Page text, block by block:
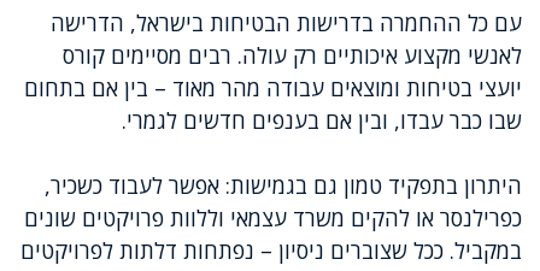
עם כל ההחמרה בדרישות הבטיחות בישראל, הדרישה
לאנשי מקצוע איכותיים רק עולה. רבים מסיימים קורס
יועצי בטיחות ומוצאים עבודה מהר מאוד – בין אם בתחום
שבו כבר עבדו, ובין אם בענפים חדשים לגמרי.
היתרון בתפקיד טמון גם בגמישות: אפשר לעבוד כשכיר,
כפרילנסר או להקים משרד עצמאי וללוות פרויקטים שונים
במקביל. ככל שצוברים ניסיון – נפתחות דלתות לפרויקטים